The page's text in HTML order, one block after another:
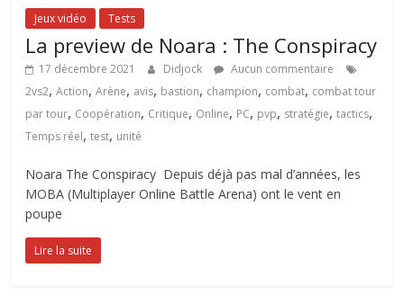
Jeux vidéo Tests
La preview de Noara : The Conspiracy
17 décembre 2021 Didjock
Aucun commentaire
2vs2,Action,Arène, avis, bastion, champion, combat, combat tour
par tour, Coopération, Critique, Online, PC, pvp, stratégie,tactics,
Temps réel,test, unité
Noara The Conspiracy Depuis déjà pas mal d’années, les
MOBA (Multiplayer Online Battle Arena) ont le vent en
poupe
Lire la suite